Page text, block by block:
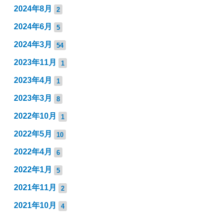
2024年8月 2
2024年6月 5
2024年3月 54
2023年11月 1
2023年4月 1
2023年3月 8
2022年10月 1
2022年5月 10
2022年4月 6
2022年1月 5
2021年11月 2
2021年10月 4